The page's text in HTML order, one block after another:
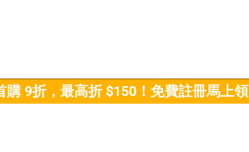
購 9折，最高折 $150！免費註冊馬上領